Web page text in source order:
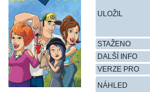
ULOŽIL
STAŽENO
DALŠÍ INFO
VERZE PRO
NÁHLED